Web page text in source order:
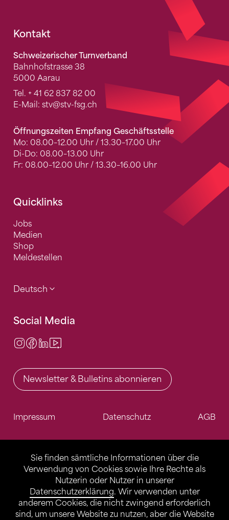
Sie finden sämtliche Informationen über die
Verwendung von Cookies sowie Ihre Rechte als
Nutzerin oder Nutzer in unserer
Datenschutzerklärung. Wir verwenden unter
anderem Cookies, die nicht zwingend erforderlich
sind, um unsere Website zu nutzen, aber die Website
Fusszeile
Kontakt
Schweizerischer Turnverband
Bahnhofstrasse 38
5000 Aarau
Tel. + 41 62 837 82 00
E-Mail: stv@stv-fsg.ch
Öffnungszeiten Empfang Geschäftsstelle
Mo: 08.00–12.00 Uhr / 13.30–17.00 Uhr
Di-Do: 08.00–13.00 Uhr
Fr: 08.00–12.00 Uhr / 13.30–16.00 Uhr
Quicklinks
Jobs
Medien
Shop
Meldestellen
Deutsch
Social Media
Instagram
Facebook
LinkedIn
Newsletter & Bulletins abonnieren
Impressum Datenschutz AGB